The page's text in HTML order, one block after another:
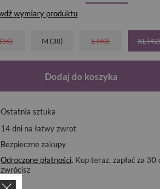
wymiary produktu
M (38) L (40) XL (42)
Dodaj do koszyka
Ostatnia sztuka
14dni na łatwy zwrot
Bezpieczne zakupy
Odroczone płatności. Kup teraz, zapłać za 30
zwrócisz